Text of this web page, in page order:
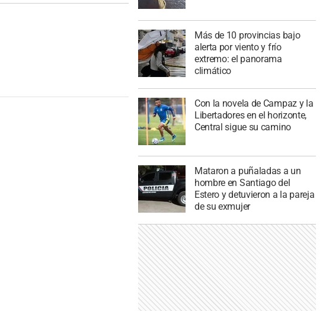
Más de 10 provincias bajo
alerta por viento y frío
extremo: el panorama
climático
Con la novela de Campaz y la
Libertadores en el horizonte,
Central sigue su camino
Mataron a puñaladas a un
hombre en Santiago del
Estero y detuvieron a la pareja
de su exmujer